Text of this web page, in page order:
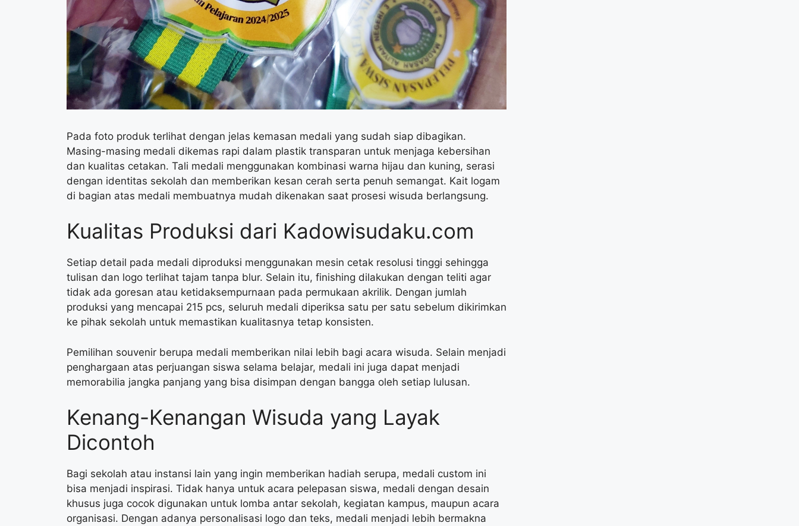
Pada foto produk terlihat dengan jelas kemasan medali yang sudah siap dibagikan.
Masing-masing medali dikemas rapi dalam plastik transparan untuk menjaga kebersihan
dan kualitas cetakan. Tali medali menggunakan kombinasi warna hijau dan kuning, serasi
dengan identitas sekolah dan memberikan kesan cerah serta penuh semangat. Kait logam
di bagian atas medali membuatnya mudah dikenakan saat prosesi wisuda berlangsung.
Kualitas Produksi dari Kadowisudaku.com
Setiap detail pada medali diproduksi menggunakan mesin cetak resolusi tinggi sehingga
tulisan dan logo terlihat tajam tanpa blur. Selain itu, finishing dilakukan dengan teliti agar
tidak ada goresan atau ketidaksempurnaan pada permukaan akrilik. Dengan jumlah
produksi yang mencapai 215 pcs, seluruh medali diperiksa satu per satu sebelum dikirimkan
ke pihak sekolah untuk memastikan kualitasnya tetap konsisten.
Pemilihan souvenir berupa medali memberikan nilai lebih bagi acara wisuda. Selain menjadi
penghargaan atas perjuangan siswa selama belajar, medali ini juga dapat menjadi
memorabilia jangka panjang yang bisa disimpan dengan bangga oleh setiap lulusan.
Kenang-Kenangan Wisuda yang Layak
Dicontoh
Bagi sekolah atau instansi lain yang ingin memberikan hadiah serupa, medali custom ini
bisa menjadi inspirasi. Tidak hanya untuk acara pelepasan siswa, medali dengan desain
khusus juga cocok digunakan untuk lomba antar sekolah, kegiatan kampus, maupun acara
organisasi. Dengan adanya personalisasi logo dan teks, medali menjadi lebih bermakna